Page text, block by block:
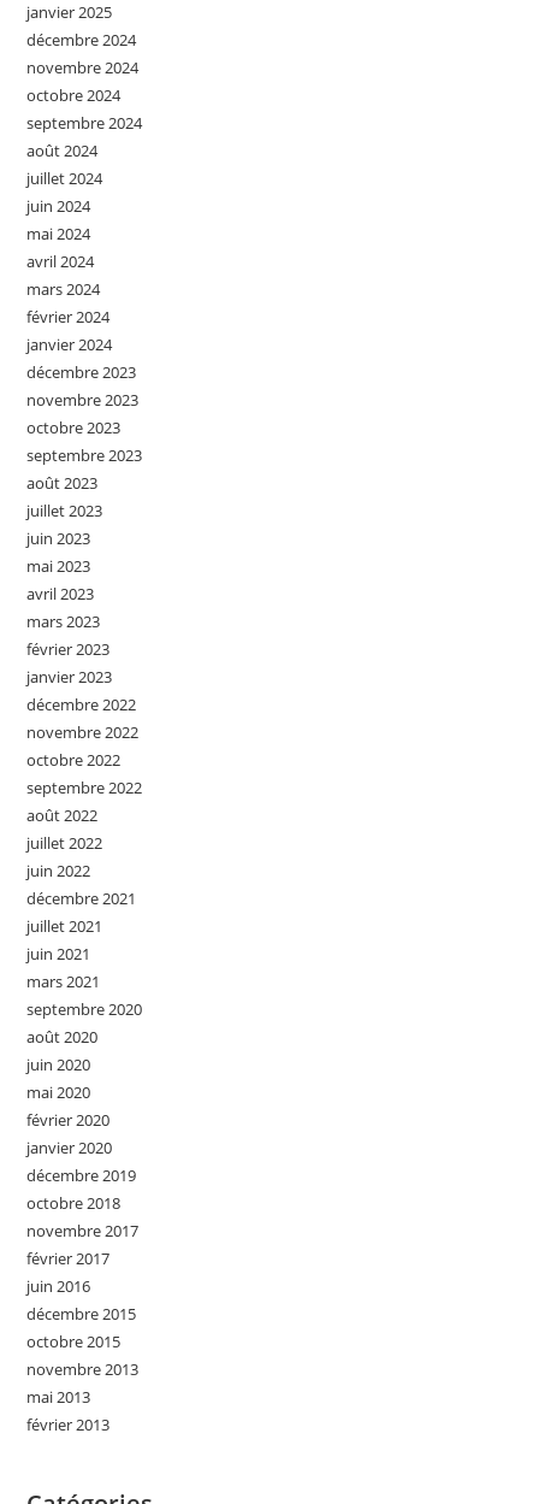
janvier 2025
décembre 2024
novembre 2024
octobre 2024
septembre 2024
août 2024
juillet 2024
juin 2024
mai 2024
avril 2024
mars 2024
février 2024
janvier 2024
décembre 2023
novembre 2023
octobre 2023
septembre 2023
août 2023
juillet 2023
juin 2023
mai 2023
avril 2023
mars 2023
février 2023
janvier 2023
décembre 2022
novembre 2022
octobre 2022
septembre 2022
août 2022
juillet 2022
juin 2022
décembre 2021
juillet 2021
juin 2021
mars 2021
septembre 2020
août 2020
juin 2020
mai 2020
février 2020
janvier 2020
décembre 2019
octobre 2018
novembre 2017
février 2017
juin 2016
décembre 2015
octobre 2015
novembre 2013
mai 2013
février 2013